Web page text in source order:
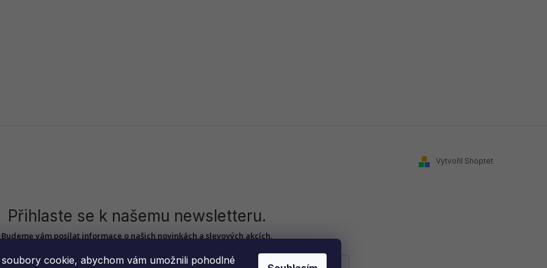
cookie, abychom vám umožnili pohodlné
Vytvořil Shoptet
Přihlaste se k našemu newsletteru.
Budeme vám posílat informace o našich novinkách a slevových akcích.